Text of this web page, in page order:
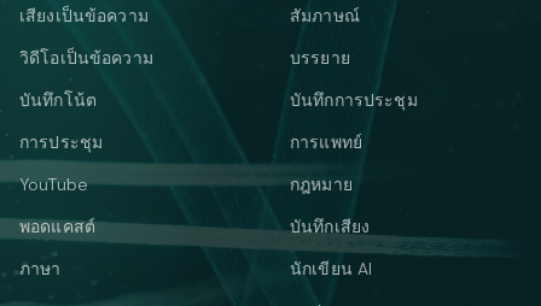
เสียงเป็นข้อความ
วิดีโอเป็นข้อความ
บันทึกโน้ต
การประชุม
YouTube
พอดแคสต์
ภาษา
สัมภาษณ์
บรรยาย
บันทึกการประชุม
การแพทย์
กฎหมาย
บันทึกเสียง
นักเขียน AI